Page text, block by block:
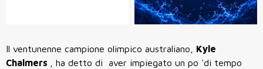
Il ventunenne campione olimpico australiano, Kyle
Chalmers
, ha detto di aver impiegato un po 'di tempo